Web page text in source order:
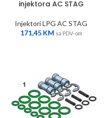
injektora AC STAG
Injektori LPG AC STAG
171,45 KM sa PDV-om